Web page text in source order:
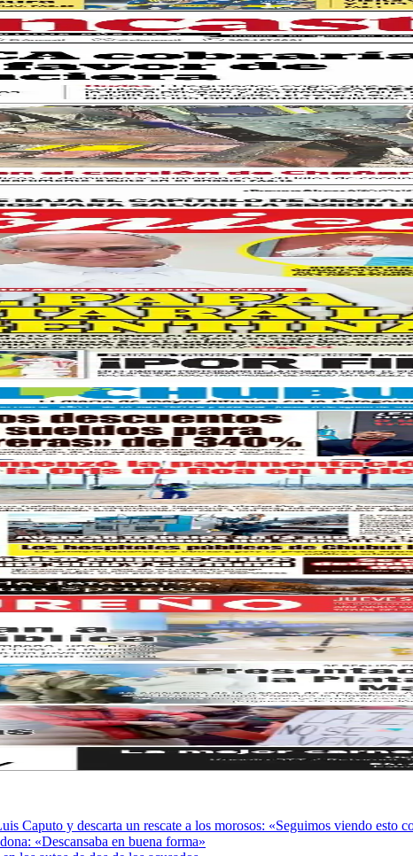
Caputo y descarta un rescate a los morosos: «Seguimos viendo esto
«Descansaba en buena forma»